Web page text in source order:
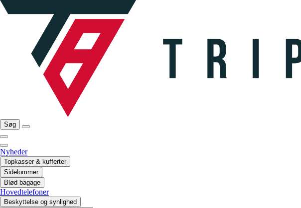
Søg
Nyheder
Topkasser & kufferter
Sidelommer
Blød bagage
Hovedtelefoner
Beskyttelse og synlighed